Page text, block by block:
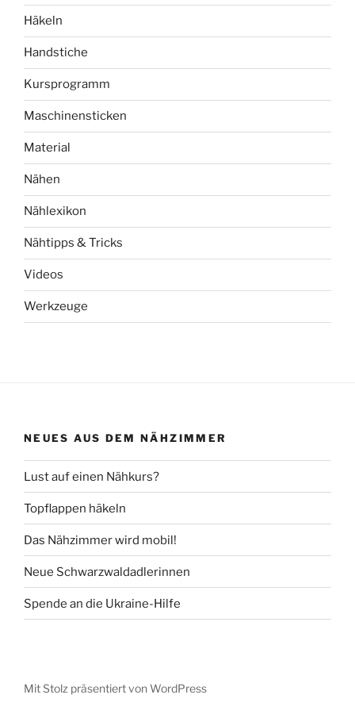
Häkeln
Handstiche
Kursprogramm
Maschinensticken
Material
Nähen
Nählexikon
Nähtipps & Tricks
Videos
Werkzeuge
NEUES AUS DEM NÄHZIMMER
Lust auf einen Nähkurs?
Topflappen häkeln
Das Nähzimmer wird mobil!
Neue Schwarzwaldadlerinnen
Spende an die Ukraine-Hilfe
Mit Stolz präsentiert von WordPress